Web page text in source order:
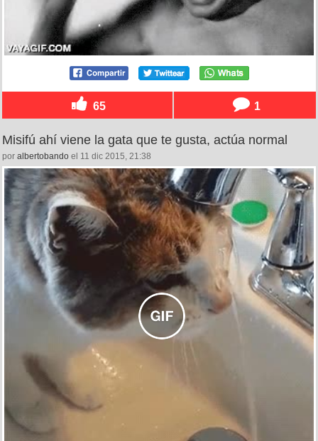
65 1
Misifú ahí viene la gata que te gusta, actúa normal
por albertobando el 11 dic 2015, 21:38